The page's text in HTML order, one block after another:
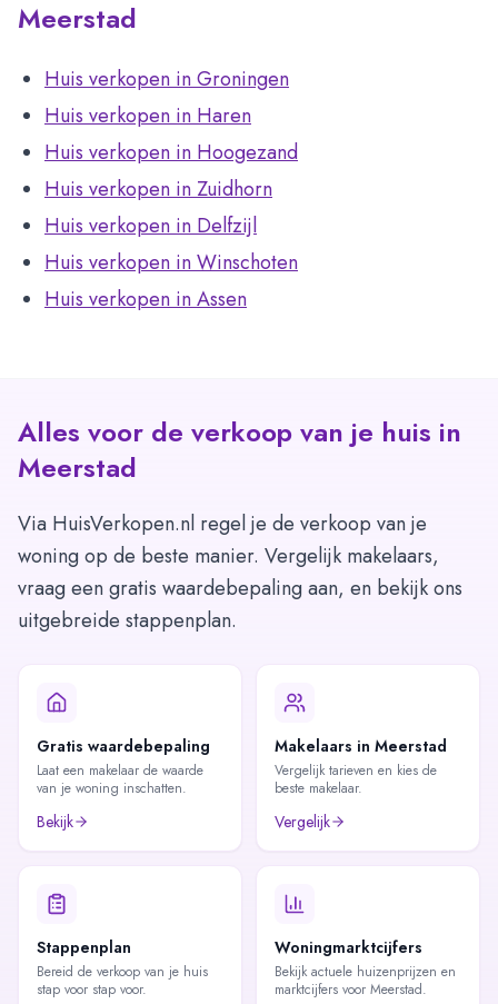
Meerstad
Huis verkopen in Groningen
Huis verkopen in Haren
Huis verkopen in Hoogezand
Huis verkopen in Zuidhorn
Huis verkopen in Delfzijl
Huis verkopen in Winschoten
Huis verkopen in Assen
Alles voor de verkoop van je huis in
Meerstad
Via HuisVerkopen.nl regel je de verkoop van je
woning op de beste manier. Vergelijk makelaars,
vraag een gratis waardebepaling aan, en bekijk ons
uitgebreide stappenplan.
Gratis waardebepaling
Laat een makelaar de waarde
van je woning inschatten.
Bekijk
Makelaars in Meerstad
Vergelijk tarieven en kies de
beste makelaar.
Vergelijk
Stappenplan
Bereid de verkoop van je huis
stap voor stap voor.
Woningmarktcijfers
Bekijk actuele huizenprijzen en
marktcijfers voor Meerstad.